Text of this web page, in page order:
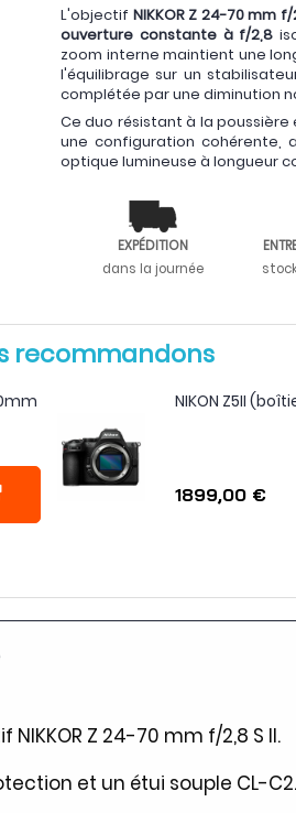
L'objectif NIKKOR Z 24-70 mm f/
ouverture constante à f/2,8
zoom interne maintient une
l'équilibrage sur un
complétée par une diminution
Ce duo résistant à la
une configuration cohérente,
optique lumineuse à longueur
EXPÉDITION
dans la journée
recommandons
NIKON Z5II
1899,00 €
Z 24-70 mm f/2,8 S II.
et un étui souple CL-C2.